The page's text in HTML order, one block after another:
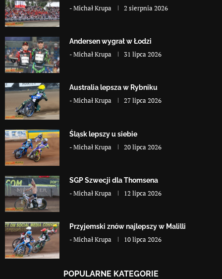
-Michał Krupa 2 sierpnia 2026
Andersen wygrał w Łodzi
-Michał Krupa 31 lipca 2026
Australia lepsza w Rybniku
-Michał Krupa 27 lipca 2026
Śląsk lepszy u siebie
-Michał Krupa 20 lipca 2026
SGP Szwecji dla Thomsena
-Michał Krupa 12 lipca 2026
Przyjemski znów najlepszy w Malilli
-Michał Krupa 10 lipca 2026
POPULARNE KATEGORIE